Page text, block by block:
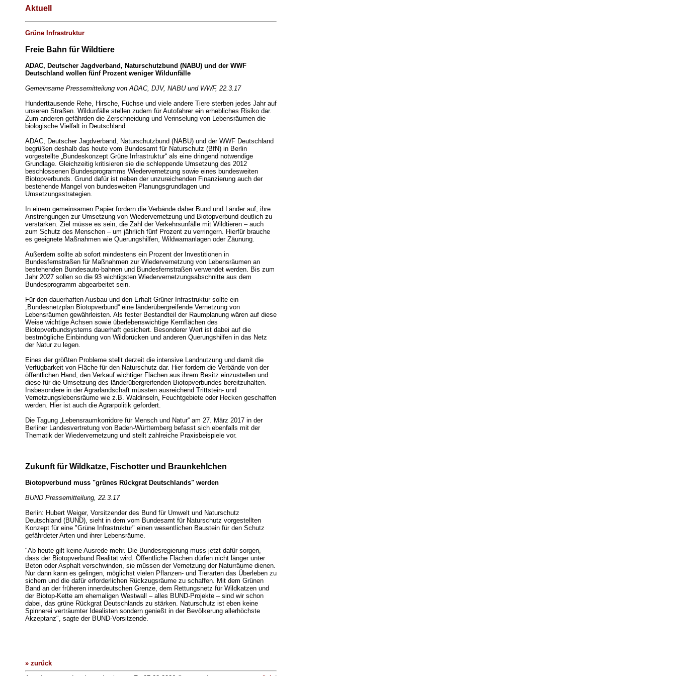
Aktuell
Grüne Infrastruktur
Freie Bahn für Wildtiere
ADAC, Deutscher Jagdverband, Naturschutzbund (NABU) und der WWF
Deutschland wollen fünf Prozent weniger Wildunfälle
Gemeinsame Pressemitteilung von ADAC, DJV, NABU und WWF, 22.3.17
Hunderttausende Rehe, Hirsche, Füchse und viele andere Tiere sterben jedes Jahr auf
unseren Straßen. Wildunfälle stellen zudem für Autofahrer ein erhebliches Risiko dar.
Zum anderen gefährden die Zerschneidung und Verinselung von Lebensräumen die
biologische Vielfalt in Deutschland.
ADAC, Deutscher Jagdverband, Naturschutzbund (NABU) und der WWF Deutschland
begrüßen deshalb das heute vom Bundesamt für Naturschutz (BfN) in Berlin
vorgestellte „Bundeskonzept Grüne Infrastruktur“ als eine dringend notwendige
Grundlage. Gleichzeitig kritisieren sie die schleppende Umsetzung des 2012
beschlossenen Bundesprogramms Wiedervernetzung sowie eines bundesweiten
Biotopverbunds. Grund dafür ist neben der unzureichenden Finanzierung auch der
bestehende Mangel von bundesweiten Planungsgrundlagen und
Umsetzungsstrategien.
In einem gemeinsamen Papier fordern die Verbände daher Bund und Länder auf, ihre
Anstrengungen zur Umsetzung von Wiedervernetzung und Biotopverbund deutlich zu
verstärken. Ziel müsse es sein, die Zahl der Verkehrsunfälle mit Wildtieren – auch
zum Schutz des Menschen – um jährlich fünf Prozent zu verringern. Hierfür brauche
es geeignete Maßnahmen wie Querungshilfen, Wildwarnanlagen oder Zäunung.
Außerdem sollte ab sofort mindestens ein Prozent der Investitionen in
Bundesfernstraßen für Maßnahmen zur Wiedervernetzung von Lebensräumen an
bestehenden Bundesauto-bahnen und Bundesfernstraßen verwendet werden. Bis zum
Jahr 2027 sollen so die 93 wichtigsten Wiedervernetzungsabschnitte aus dem
Bundesprogramm abgearbeitet sein.
Für den dauerhaften Ausbau und den Erhalt Grüner Infrastruktur sollte ein
„Bundesnetzplan Biotopverbund“ eine länderübergreifende Vernetzung von
Lebensräumen gewährleisten. Als fester Bestandteil der Raumplanung wären auf diese
Weise wichtige Achsen sowie überlebenswichtige Kernflächen des
Biotopverbundsystems dauerhaft gesichert. Besonderer Wert ist dabei auf die
bestmögliche Einbindung von Wildbrücken und anderen Querungshilfen in das Netz
der Natur zu legen.
Eines der größten Probleme stellt derzeit die intensive Landnutzung und damit die
Verfügbarkeit von Fläche für den Naturschutz dar. Hier fordern die Verbände von der
öffentlichen Hand, den Verkauf wichtiger Flächen aus ihrem Besitz einzustellen und
diese für die Umsetzung des länderübergreifenden Biotopverbundes bereitzuhalten.
Insbesondere in der Agrarlandschaft müssten ausreichend Trittstein- und
Vernetzungslebensräume wie z.B. Waldinseln, Feuchtgebiete oder Hecken geschaffen
werden. Hier ist auch die Agrarpolitik gefordert.
Die Tagung „Lebensraumkorridore für Mensch und Natur“ am 27. März 2017 in der
Berliner Landesvertretung von Baden-Württemberg befasst sich ebenfalls mit der
Thematik der Wiedervernetzung und stellt zahlreiche Praxisbeispiele vor.
Zukunft für Wildkatze, Fischotter und Braunkehlchen
Biotopverbund muss "grünes Rückgrat Deutschlands" werden
BUND Pressemitteilung, 22.3.17
Berlin: Hubert Weiger, Vorsitzender des Bund für Umwelt und Naturschutz
Deutschland (BUND), sieht in dem vom Bundesamt für Naturschutz vorgestellten
Konzept für eine "Grüne Infrastruktur" einen wesentlichen Baustein für den Schutz
gefährdeter Arten und ihrer Lebensräume.
"Ab heute gilt keine Ausrede mehr. Die Bundesregierung muss jetzt dafür sorgen,
dass der Biotopverbund Realität wird. Öffentliche Flächen dürfen nicht länger unter
Beton oder Asphalt verschwinden, sie müssen der Vernetzung der Naturräume dienen.
Nur dann kann es gelingen, möglichst vielen Pflanzen- und Tierarten das Überleben zu
sichern und die dafür erforderlichen Rückzugsräume zu schaffen. Mit dem Grünen
Band an der früheren innerdeutschen Grenze, dem Rettungsnetz für Wildkatzen und
der Biotop-Kette am ehemaligen Westwall – alles BUND-Projekte – sind wir schon
dabei, das grüne Rückgrat Deutschlands zu stärken. Naturschutz ist eben keine
Spinnerei verträumter Idealisten sondern genießt in der Bevölkerung allerhöchste
Akzeptanz", sagte der BUND-Vorsitzende.
» zurück